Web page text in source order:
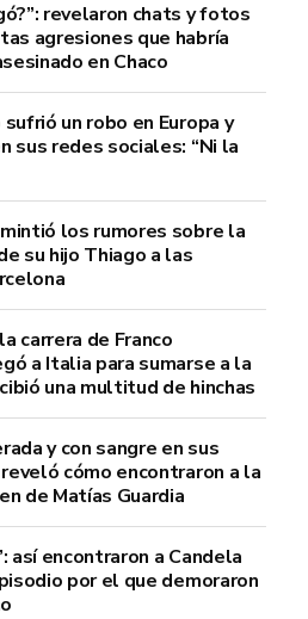
revelaron chats y fotos
agresiones que habría
en Chaco
un robo en Europa y
sus redes sociales: “Ni la
los rumores sobre la
su hijo Thiago a las
carrera de Franco
a Italia para sumarse a la
una multitud de hinchas
y con sangre en sus
cómo encontraron a la
de Matías Guardia
así encontraron a Candela
por el que demoraron